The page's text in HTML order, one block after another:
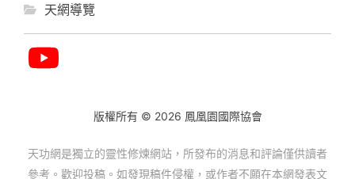
天網導覽
版權所有 © 2026 鳳凰園國際協會
天功網是獨立的靈性修煉網站，所發布的消息和評論僅供讀者
參考。歡迎投稿。如發現稿件侵權，或作者不願在本網發表文